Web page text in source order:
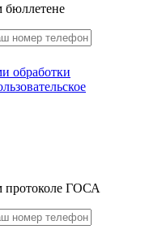
бюллетене
обработки
протоколе ГОСА